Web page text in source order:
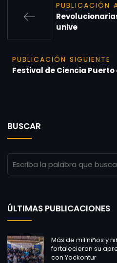
PUBLICACIÓN
unive
PUBLICACIÓN SIGUIENTE
Festival de Ciencia Puerto
BUSCAR
ÚLTIMAS PUBLICACIONES
Más de mil niños y
fortalecieron su
con Yockontur